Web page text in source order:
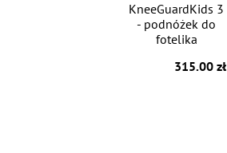
KneeGuardKids 3
- podnóżek do
fotelika
315.00 zł